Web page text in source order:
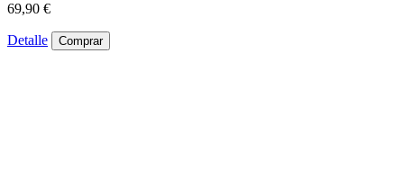
69,90 €
Detalle Comprar